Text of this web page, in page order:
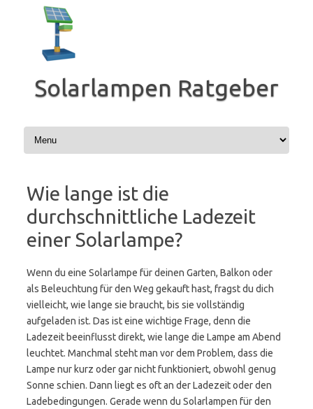
springen
Solarlampen Ratgeber
Wie lange ist die
durchschnittliche Ladezeit
einer Solarlampe?
Wenn du eine Solarlampe für deinen Garten, Balkon oder
als Beleuchtung für den Weg gekauft hast, fragst du dich
vielleicht, wie lange sie braucht, bis sie vollständig
aufgeladen ist. Das ist eine wichtige Frage, denn die
Ladezeit beeinflusst direkt, wie lange die Lampe am Abend
leuchtet. Manchmal steht man vor dem Problem, dass die
Lampe nur kurz oder gar nicht funktioniert, obwohl genug
Sonne schien. Dann liegt es oft an der Ladezeit oder den
Ladebedingungen. Gerade wenn du Solarlampen für den